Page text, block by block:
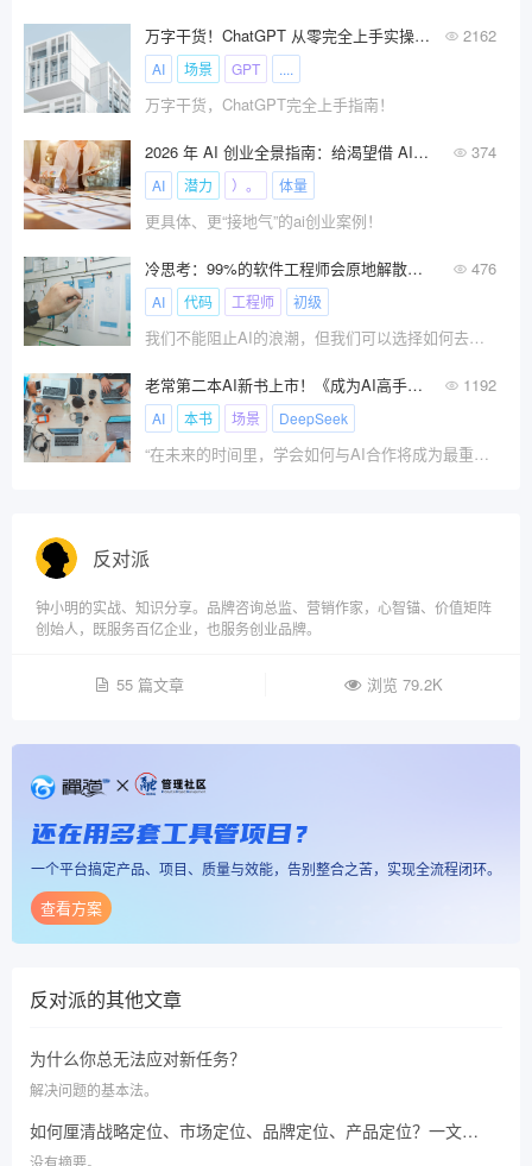
万字干货！ChatGPT 从零完全上手实操指南！ 2162
AI 场景 GPT ....
万字干货，ChatGPT完全上手指南！
2026 年 AI 创业全景指南：给渴望借 AI 逐梦的人! 374
AI 潜力 ）。 体量
更具体、更“接地气”的ai创业案例！
冷思考：99%的软件工程师会原地解散吗？ 476
AI 代码 工程师 初级
我们不能阻止AI的浪潮，但我们可以选择如何去驾驭它。
老常第二本AI新书上市！《成为AI高手》系统学习掌握AI技能！ 1192
AI 本书 场景 DeepSeek
“在未来的时间里，学会如何与AI合作将成为最重要的技能之一，你要么驾驭AI，要么被其淘汰。
反对派
钟小明的实战、知识分享。品牌咨询总监、营销作家，心智锚、价值矩阵
创始人，既服务百亿企业，也服务创业品牌。
55 篇文章 浏览 79.2K
还在用多套工具管项目？
一个平台搞定产品、项目、质量与效能，告别整合之苦，实现全流程闭环。
查看方案
反对派的其他文章
为什么你总无法应对新任务？
解决问题的基本法。
如何厘清战略定位、市场定位、品牌定位、产品定位？一文讲透。
没有摘要。